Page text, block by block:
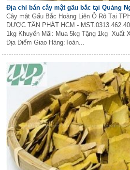
Địa chỉ bán cây mật gấu bắc tại Quảng
Cây mật Gấu Bắc Hoàng Liên Ô Rô Tại
DƯỢC TẤN PHÁT HCM -
1kg Khuyến Mãi: Mua 5kg Tặng 1kg Xuất
Địa Điểm Giao Hàng:Toàn...